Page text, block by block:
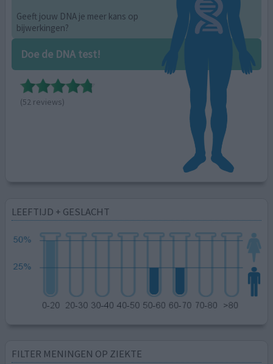
Geeft jouw DNA je meer kans op
bijwerkingen?
Doe de DNA test!
(52 reviews)
LEEFTIJD + GESLACHT
FILTER MENINGEN OP ZIEKTE